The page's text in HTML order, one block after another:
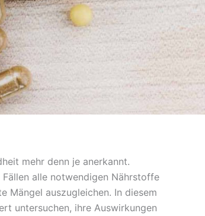
mehr denn je anerkannt.
alle notwendigen Nährstoffe
Mängel auszugleichen. In diesem
untersuchen, ihre Auswirkungen